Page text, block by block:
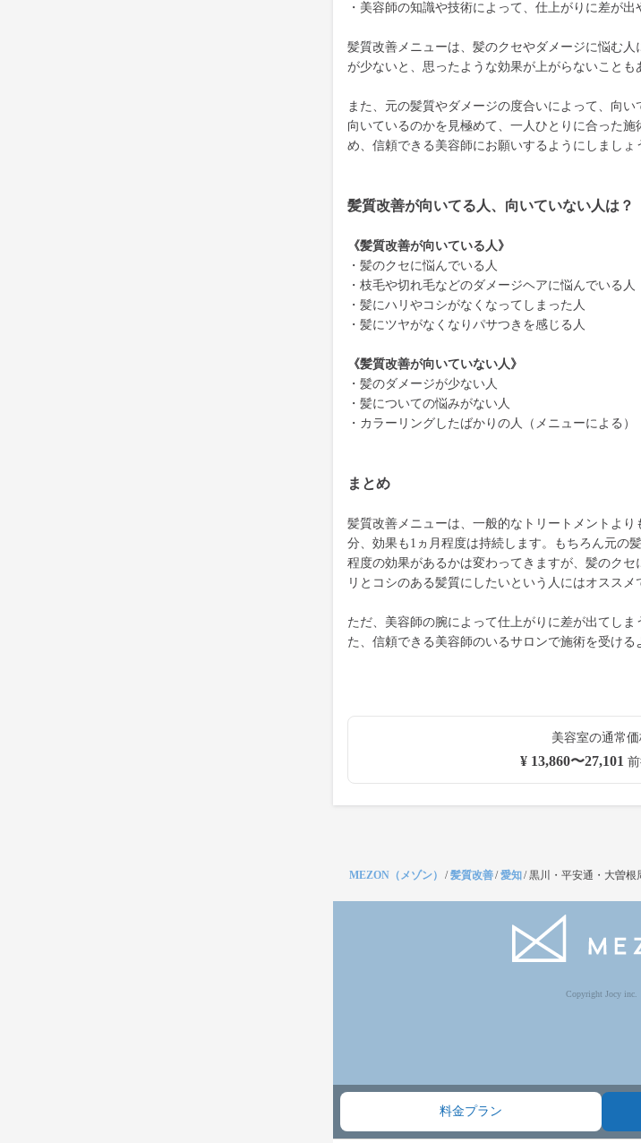
・美容師の知識や技術によって、仕上がりに差が出
髪質改善メニューは、髪のクセやダメージに悩む
が少ないと、思ったような効果が上がらないことも
また、元の髪質やダメージの度合いによって、向
向いているのかを見極めて、一人ひとりに合った
め、信頼できる美容師にお願いするようにしましょ
髪質改善が向いてる人、向いていない人は？
《髪質改善が向いている人》
・髪のクセに悩んでいる人
・枝毛や切れ毛などのダメージヘアに悩んでいる人
・髪にハリやコシがなくなってしまった人
・髪にツヤがなくなりパサつきを感じる人
《髪質改善が向いていない人》
・髪のダメージが少ない人
・髪についての悩みがない人
・カラーリングしたばかりの人（メニューによる）
まとめ
髪質改善メニューは、一般的なトリートメントよ
分、効果も1ヵ月程度は持続します。もちろん元の
程度の効果があるかは変わってきますが、髪のク
リとコシのある髪質にしたいという人にはオススメ
ただ、美容師の腕によって仕上がりに差が出てし
た、信頼できる美容師のいるサロンで施術を受ける
美容室の通常
¥ 13,860〜27,101
料金プラン
MEZON（メゾン） /髪質改善/愛知/黒川・平安通・大曽根
Copyright Jocy inc.